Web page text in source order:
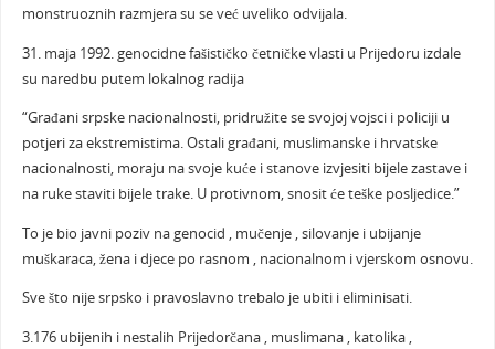
monstruoznih razmjera su se već uveliko odvijala.
31. maja 1992. genocidne fašističko četničke vlasti u Prijedoru izdale
su naredbu putem lokalnog radija
“Građani srpske nacionalnosti, pridružite se svojoj vojsci i policiji u
potjeri za ekstremistima. Ostali građani, muslimanske i hrvatske
nacionalnosti, moraju na svoje kuće i stanove izvjesiti bijele zastave i
na ruke staviti bijele trake. U protivnom, snosit će teške posljedice.”
To je bio javni poziv na genocid , mučenje , silovanje i ubijanje
muškaraca, žena i djece po rasnom , nacionalnom i vjerskom osnovu.
Sve što nije srpsko i pravoslavno trebalo je ubiti i eliminisati.
3.176 ubijenih i nestalih Prijedorčana , muslimana , katolika ,